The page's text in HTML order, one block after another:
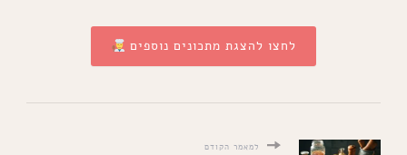
לחצו להצגת מתכונים נוספים
למאמר הקודם